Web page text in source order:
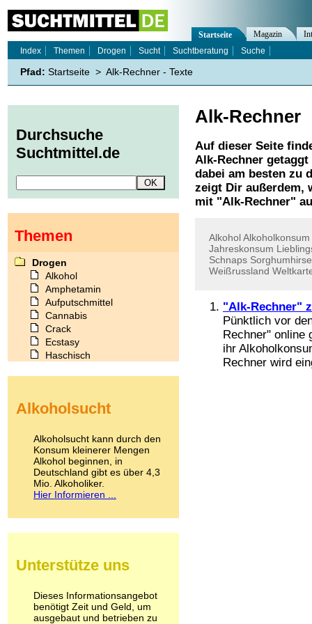
Alk-Rechner
Auf dieser Seite
Alk-Rechner getaggt
dabei am besten zu
zeigt Dir außerdem,
mit "Alk-Rechner"
AlkoholAlkoholkonsum
Jahreskonsum
Schnaps Sorghumhirse
Weißrussland
"Alk-Rechner"
Pünktlich vor
Rechner" online
ihr
Rechner wird
Startseite Magazin
Index
Themen Drogen Sucht Suchtberatung Suche
Pfad: Startseite > Alk-Rechner - Texte
Durchsuche
Suchtmittel.de
Themen
Drogen
Alkohol
Amphetamin
Aufputschmittel
Cannabis
Crack
Ecstasy
Haschisch
Kokain
LSD
Marihuana
Medikamente
Meskalin
Metamphetamin
Methadon
Pilze
Psychopharmaka
Schlafmittel
Schmerzmittel
Alkoholsucht
Alkoholsucht kann durch den
Konsum kleinerer Mengen
Alkohol beginnen, in
Deutschland gibt es über 4,3
Mio. Alkoholiker.
Hier Informieren ...
Unterstütze uns
Dieses Informationsangebot
benötigt Zeit und Geld, um
ausgebaut und betrieben zu